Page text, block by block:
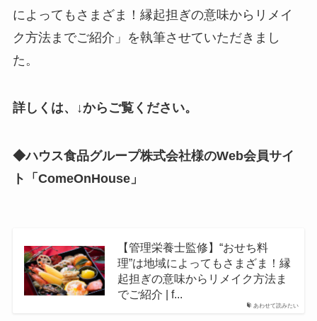
によってもさまざま！縁起担ぎの意味からリメイ
ク方法までご紹介」を執筆させていただきまし
た。
詳しくは、↓からご覧ください。
◆ハウス食品グループ株式会社様のWeb会員サイ
ト「ComeOnHouse」
あわせて読みたい
【管理栄養士監修】“おせち料
理”は地域によってもさまざま！縁
起担ぎの意味からリメイク方法ま
でご紹介 | f...